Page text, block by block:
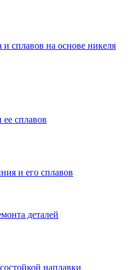
сплавов на основе никеля
сплавов
и его сплавов
деталей
наплавки